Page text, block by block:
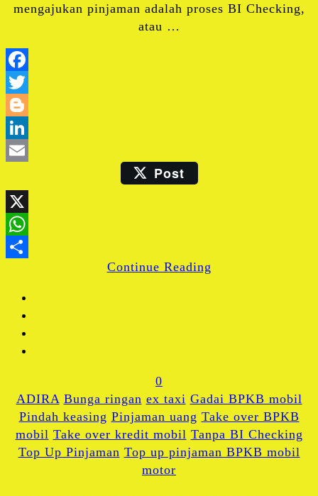
mengajukan pinjaman adalah proses BI Checking,
atau …
Email Post
Share
Continue Reading
0
ADIRA Bunga ringan ex taxi Gadai BPKB mobil
Pindah keasing Pinjaman uang Take over BPKB
mobil Take over kredit mobil Tanpa BI Checking
Top Up Pinjaman Top up pinjaman BPKB mobil
motor